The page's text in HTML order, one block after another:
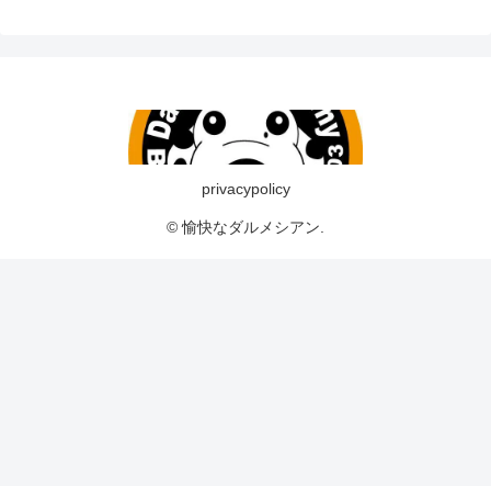
privacypolicy
© 愉快なダルメシアン.